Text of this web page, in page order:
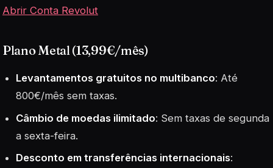
Abrir Conta Revolut
Plano Metal (13,99€/mês)
Levantamentos gratuitos no multibanco: Até
800€/mês sem taxas.
Câmbio de moedas ilimitado: Sem taxas de segunda
a sexta-feira.
Desconto em transferências internacionais: